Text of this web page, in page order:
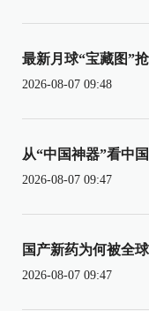
最新月球“宝藏图”
2026-08-07 09:48
从“中国神器”看中
2026-08-07 09:47
国产新药为何被全
2026-08-07 09:47